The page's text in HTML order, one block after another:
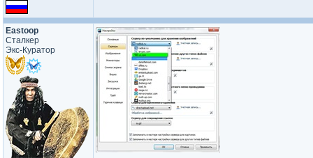
Eastoop
Сталкер
Экс-Куратор